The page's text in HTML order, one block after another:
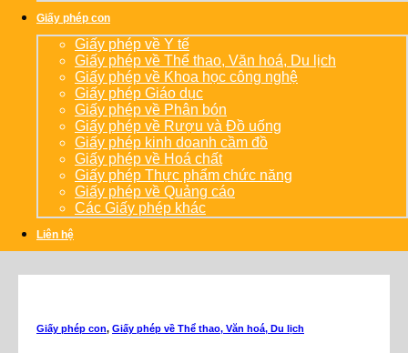
Giấy phép con
Giấy phép về Y tế
Giấy phép về Thể thao, Văn hoá, Du lịch
Giấy phép về Khoa học công nghệ
Giấy phép Giáo dục
Giấy phép về Phân bón
Giấy phép về Rượu và Đồ uống
Giấy phép kinh doanh cầm đồ
Giấy phép về Hoá chất
Giấy phép Thực phẩm chức năng
Giấy phép về Quảng cáo
Các Giấy phép khác
Liên hệ
Giấy phép con, Giấy phép về Thể thao, Văn hoá, Du lịch